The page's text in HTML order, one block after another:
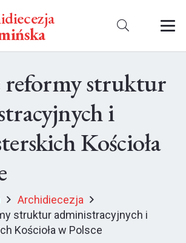
reformy struktur
i
Kościoła
Archidiecezja
struktur administracyjnych i
Kościoła w Polsce